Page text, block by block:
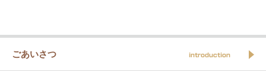
ごあいさつ introduction